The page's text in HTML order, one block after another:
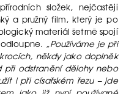
složek, nejčastěji
a pružný film, který je po
materiál šetrně spojí
„Používáme je při
někdy jako doplněk
při odstranění dělohy nebo
i při císařském řezu – jde